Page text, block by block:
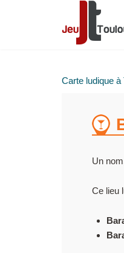
Carte ludique à
Un
Ce lieu